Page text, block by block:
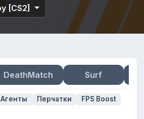
Выберите игру [CS2]
DeathMatch Surf
Агенты Перчатки
FPS Boost